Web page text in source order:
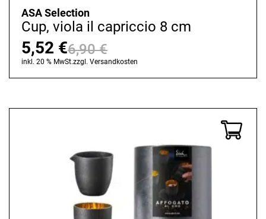
ASA Selection
Cup, viola il capriccio 8 cm
6,90€
Ursprünglicher
war:
5,52 €
Aktueller
ist:
inkl. 20 % MwSt.zzgl. Versandkosten